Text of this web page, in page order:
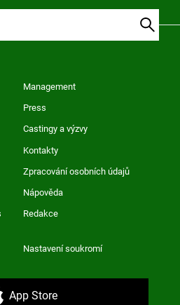
Management
Press
Castingy a výzvy
Kontakty
Zpracování osobních údajů
Nápověda
Redakce
Nastavení soukromí
App Store